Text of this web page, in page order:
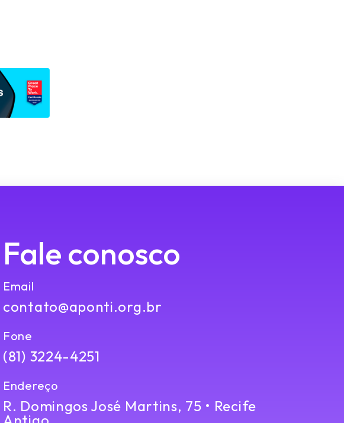
Fale conosco
Email
contato@aponti.org.br
Fone
(81) 3224-4251
Endereço
R. Domingos José Martins, 75 • Recife